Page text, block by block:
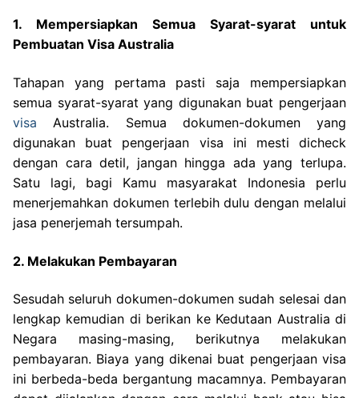
1. Mempersiapkan Semua Syarat-syarat untuk
Pembuatan Visa Australia
Tahapan yang pertama pasti saja mempersiapkan
semua syarat-syarat yang digunakan buat pengerjaan
visa Australia. Semua dokumen-dokumen yang
digunakan buat pengerjaan visa ini mesti dicheck
dengan cara detil, jangan hingga ada yang terlupa.
Satu lagi, bagi Kamu masyarakat Indonesia perlu
menerjemahkan dokumen terlebih dulu dengan melalui
jasa penerjemah tersumpah.
2. Melakukan Pembayaran
Sesudah seluruh dokumen-dokumen sudah selesai dan
lengkap kemudian di berikan ke Kedutaan Australia di
Negara masing-masing, berikutnya melakukan
pembayaran. Biaya yang dikenai buat pengerjaan visa
ini berbeda-beda bergantung macamnya. Pembayaran